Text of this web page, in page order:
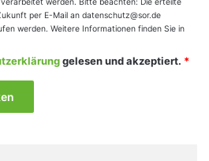
werden. Bitte beachten: Die erteilte
per E-Mail an datenschutz@sor.de
werden. Weitere Informationen finden Sie in
gelesen und akzeptiert. *